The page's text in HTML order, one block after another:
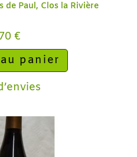
de Paul, Clos la Rivière
€
panier